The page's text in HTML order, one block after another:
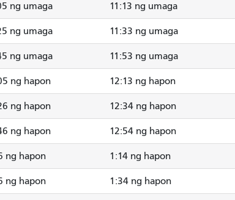
ng umaga 11:13 ng umaga
ng umaga 11:33 ng umaga
ng umaga 11:53 ng umaga
ng hapon 12:13 ng hapon
ng hapon 12:34 ng hapon
ng hapon 12:54 ng hapon
ng hapon 1:14 ng hapon
ng hapon 1:34 ng hapon